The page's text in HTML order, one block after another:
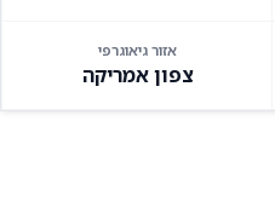
אזור גיאוגרפי
צפון אמריקה